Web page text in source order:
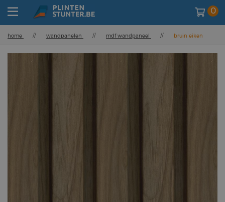
0
home // wandpanelen // mdf wandpaneel // bruin eiken